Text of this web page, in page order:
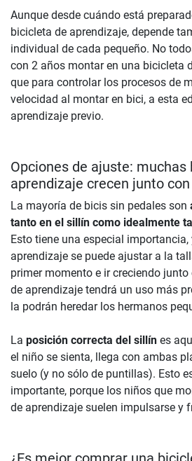
Aunque desde cuándo está
bicicleta de aprendizaje, depende
individual de cada pequeño. No
con 2 años montar en una bicicleta
que para controlar los procesos de
velocidad al montar en bici, a esta
aprendizaje previo.
Opciones de ajuste: muchas
aprendizaje crecen junto
La mayoría de bicis sin pedales son
tanto en el sillín como idealmente
Esto tiene una especial
aprendizaje se puede ajustar a la
primer momento e ir creciendo
de aprendizaje tendrá un uso más
la podrán heredar los hermanos
La posición correcta del sillín es
el niño se sienta, llega con ambas
suelo (y no sólo de puntillas). Esto
importante, porque los niños que
de aprendizaje suelen impulsarse y